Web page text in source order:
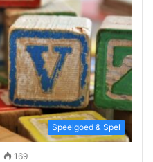
Speelgoed & Spel
169